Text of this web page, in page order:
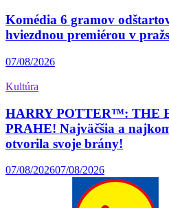
Komédia 6 gramov
hviezdnou premiérou v
07/08/2026
Kultúra
HARRY POTTER™: THE
PRAHE! Najväčšia a
otvorila svoje brány!
07/08/202607/08/2026